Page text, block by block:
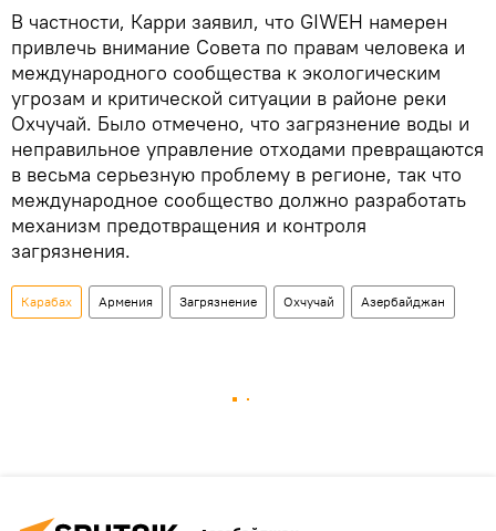
В частности, Карри заявил, что GIWEH намерен
привлечь внимание Совета по правам человека и
международного сообщества к экологическим
угрозам и критической ситуации в районе реки
Охчучай. Было отмечено, что загрязнение воды и
неправильное управление отходами превращаются
в весьма серьезную проблему в регионе, так что
международное сообщество должно разработать
механизм предотвращения и контроля
загрязнения.
Карабах Армения Загрязнение Охчучай Азербайджан